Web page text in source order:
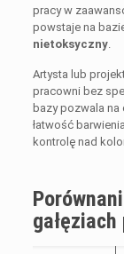
pracy w
powstaje na
nietoksyczny.
Artysta lub
pracowni bez
bazy pozwala na
łatwość
kontrolę nad